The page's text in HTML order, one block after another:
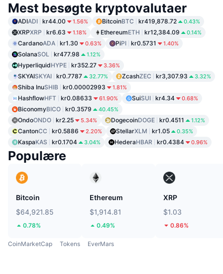
Mest besøgte kryptovalutaer
ADIADI kr44.00 1.56% BitcoinBTC kr419,878.72 0.43%
XRPXRP kr6.63 1.18% EthereumETH kr12,384.09 0.14%
CardanoADA kr1.30 0.63% PiPI kr0.5731 1.40%
SolanaSOL kr477.98 1.12%
HyperliquidHYPE kr352.27 3.36%
SKYAISKYAI kr0.7787 32.77% ZcashZEC kr3,307.93 3.32%
Shiba InuSHIB kr0.00002993 1.81%
HashflowHFT kr0.08633 61.90% SuiSUI kr4.34 0.68%
BiconomyBICO kr0.3579 40.45%
OndoONDO kr2.25 5.34% DogecoinDOGE kr0.4511 1.12%
CantonCC kr0.5886 2.20% StellarXLM kr1.05 0.35%
KaspaKAS kr0.1704 3.04% HederaHBAR kr0.4384 0.96%
Populære
Bitcoin
$64,921.85
0.78%
Ethereum
$1,914.81
0.49%
XRP
$1.03
0.86%
CoinMarketCap Tokens EverMars